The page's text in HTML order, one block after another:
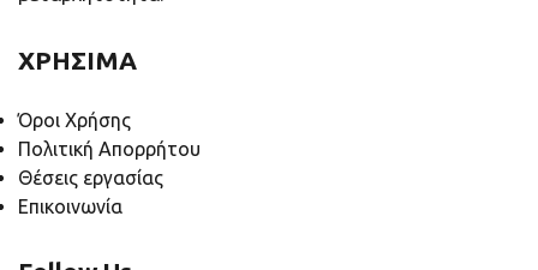
ΧΡΗΣΙΜΑ
Όροι Χρήσης
Πολιτική Απορρήτου
Θέσεις εργασίας
Επικοινωνία